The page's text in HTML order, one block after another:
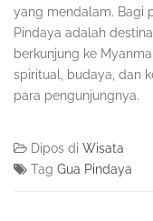
yang mendalam. Bagi
Pindaya adalah
berkunjung ke
spiritual, budaya, dan
para pengunjungnya.
Dipos di Wisata
Tag Gua Pindaya